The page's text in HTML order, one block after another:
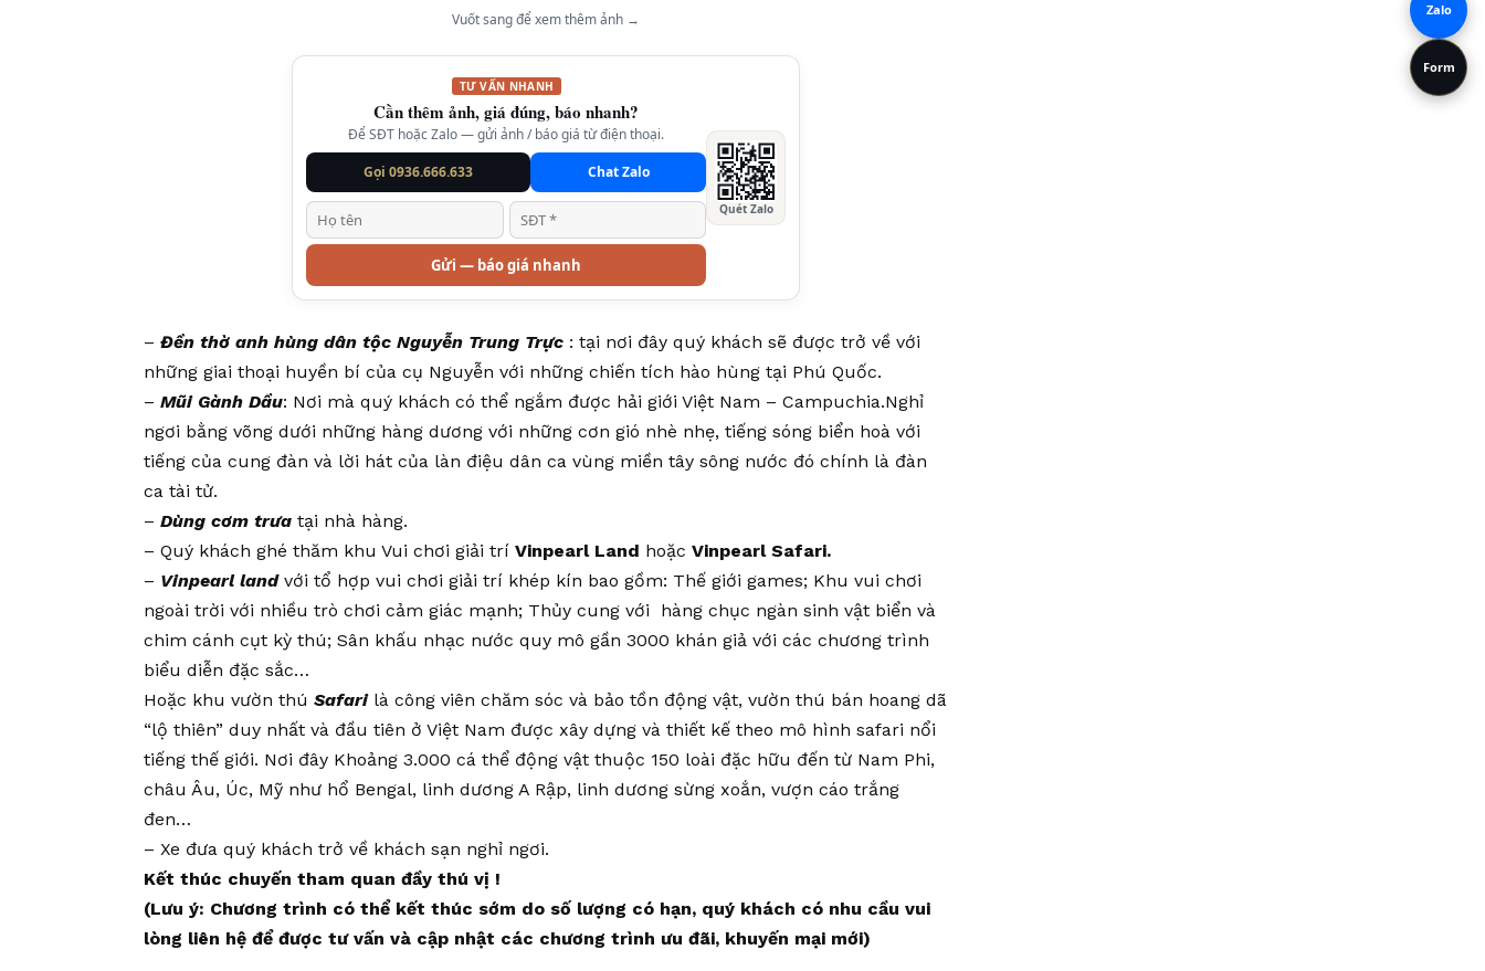
Vuốt sang để xem thêm ảnh →
TƯ VẤN NHANH
Cần thêm ảnh, giá đúng, báo nhanh?
Để SĐT hoặc Zalo — gửi ảnh / báo giá từ điện thoại.
Gọi 0936.666.633
Chat Zalo
Gửi — báo giá nhanh
Quét Zalo
– Đền thờ anh hùng dân tộc Nguyễn Trung Trực : tại nơi đây quý khách sẽ được trở về với
những giai thoại huyền bí của cụ Nguyễn với những chiến tích hào hùng tại Phú Quốc.
– Mũi Gành Dầu: Nơi mà quý khách có thể ngắm được hải giới Việt Nam – Campuchia.Nghỉ
ngơi bằng võng dưới những hàng dương với những cơn gió nhè nhẹ, tiếng sóng biển hoà với
tiếng của cung đàn và lời hát của làn điệu dân ca vùng miền tây sông nước đó chính là đàn
ca tài tử.
– Dùng cơm trưa tại nhà hàng.
– Quý khách ghé thăm khu Vui chơi giải trí Vinpearl Land hoặc Vinpearl Safari.
– Vinpearl landvới tổ hợp vui chơi giải trí khép kín bao gồm: Thế giới games; Khu vui chơi
ngoài trời với nhiều trò chơi cảm giác mạnh; Thủy cung với hàng chục ngàn sinh vật biển và
chim cánh cụt kỳ thú; Sân khấu nhạc nước quy mô gần 3000 khán giả với các chương trình
biểu diễn đặc sắc…
Hoặc khu vườn thú Safarilà công viên chăm sóc và bảo tồn động vật, vườn thú bán hoang dã
“lộ thiên” duy nhất và đầu tiên ở Việt Nam được xây dựng và thiết kế theo mô hình safari nổi
tiếng thế giới. Nơi đây Khoảng 3.000 cá thể động vật thuộc 150 loài đặc hữu đến từ Nam Phi,
châu Âu, Úc, Mỹ như hổ Bengal, linh dương A Rập, linh dương sừng xoắn, vượn cáo trắng
đen…
– Xe đưa quý khách trở về khách sạn nghỉ ngơi.
Kết thúc chuyến tham quan đầy thú vị !
(Lưu ý: Chương trình có thể kết thúc sớm do số lượng có hạn, quý khách có nhu cầu vui
lòng liên hệ để được tư vấn và cập nhật các chương trình ưu đãi, khuyến mại mới)
Zalo
Form